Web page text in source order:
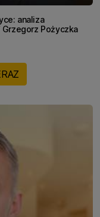
analiza
Pożyczka